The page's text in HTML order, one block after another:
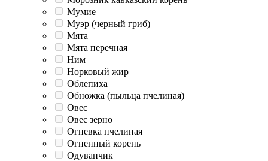
Мумие
Муэр (черный гриб)
Мята
Мята перечная
Ним
Норковый жир
Облепиха
Обножка (пыльца пчелиная)
Овес
Овес зерно
Огневка пчелиная
Огненный корень
Одуванчик